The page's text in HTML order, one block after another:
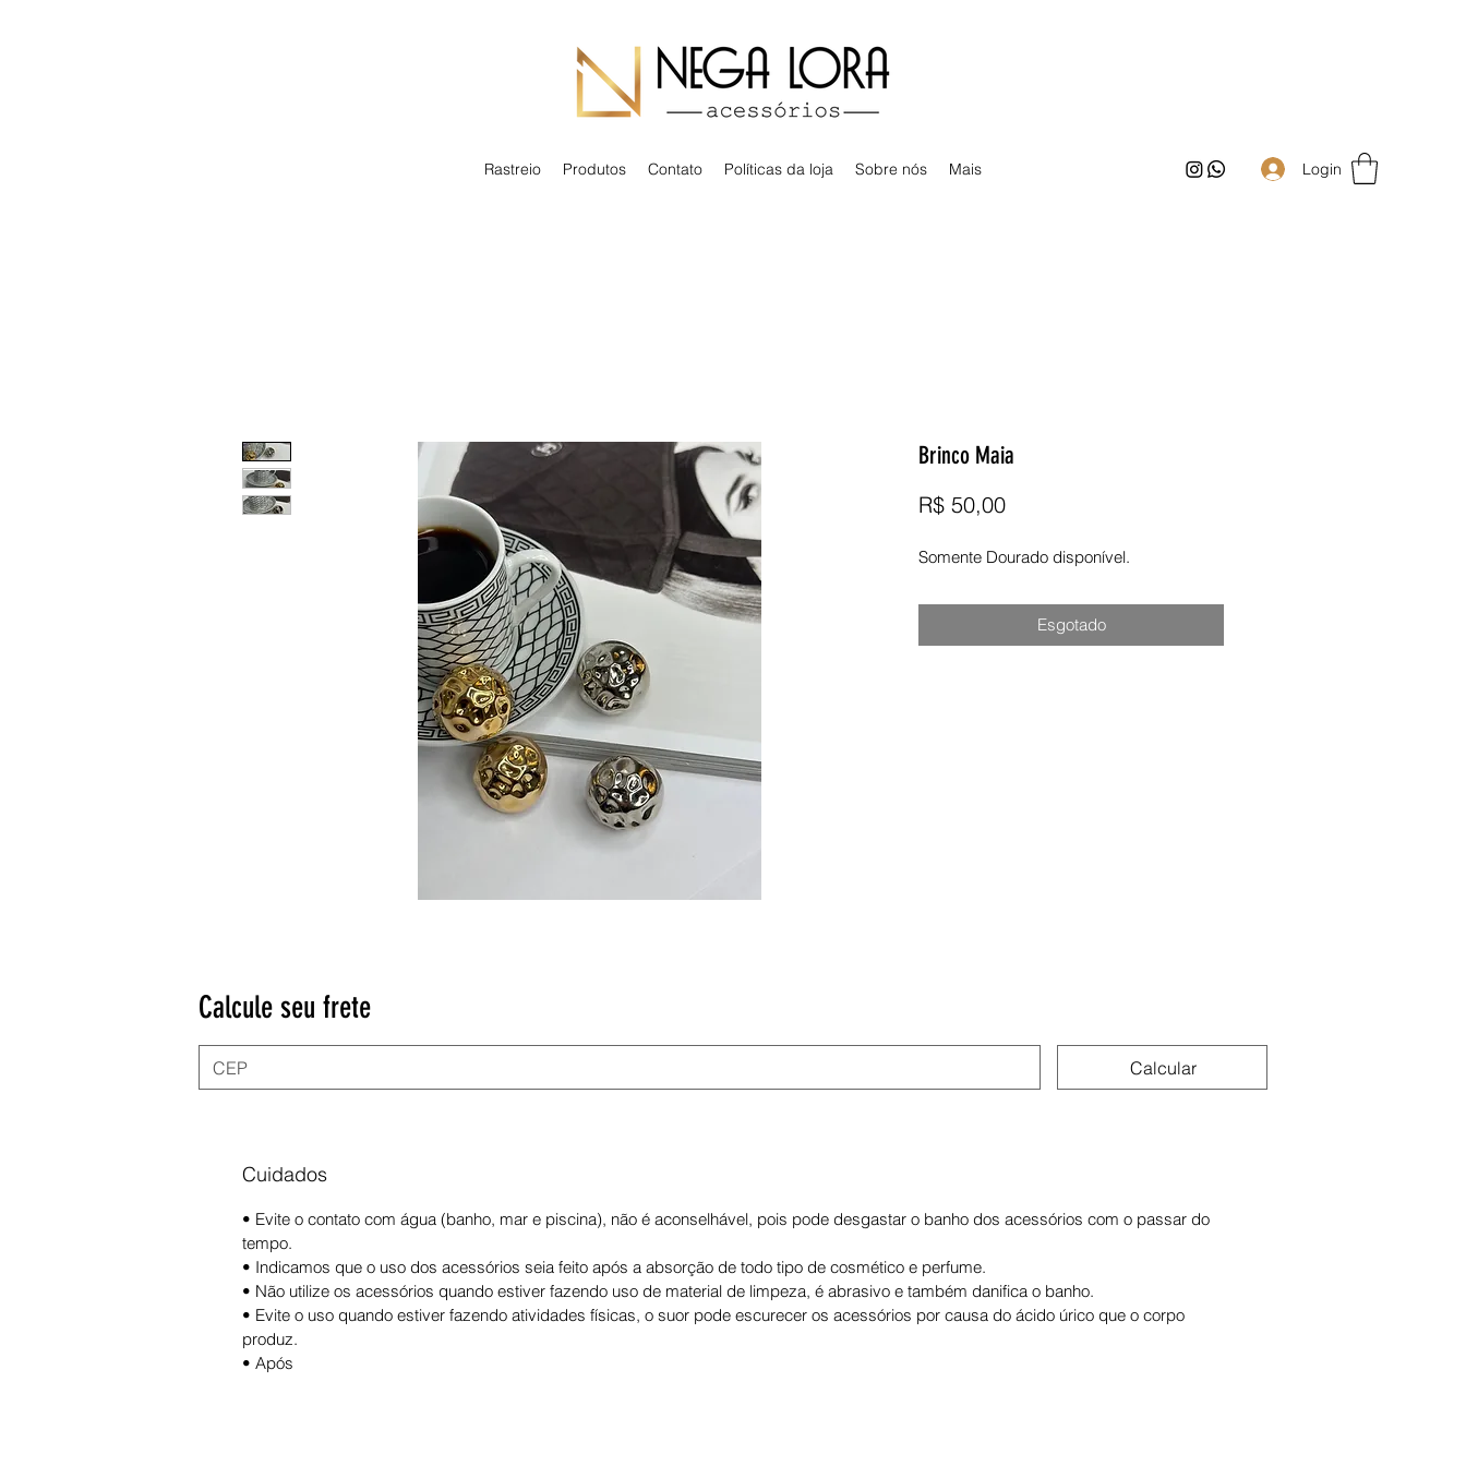
Rastreio Produtos Contato Políticas da loja Sobre nós Mais Login
Brinco Maia
R$ 50,00Preço
Somente Dourado disponível.
Esgotado
Calcule seu frete
Calcular
Cuidados
• Evite o contato com água (banho, mar e piscina), não é aconselhável, pois pode desgastar o banho dos acessórios com o passar do
tempo.
• Indicamos que o uso dos acessórios seia feito após a absorção de todo tipo de cosmético e perfume.
• Não utilize os acessórios quando estiver fazendo uso de material de limpeza, é abrasivo e também danifica o banho.
• Evite o uso quando estiver fazendo atividades físicas, o suor pode escurecer os acessórios por causa do ácido úrico que o corpo
produz.
• Após